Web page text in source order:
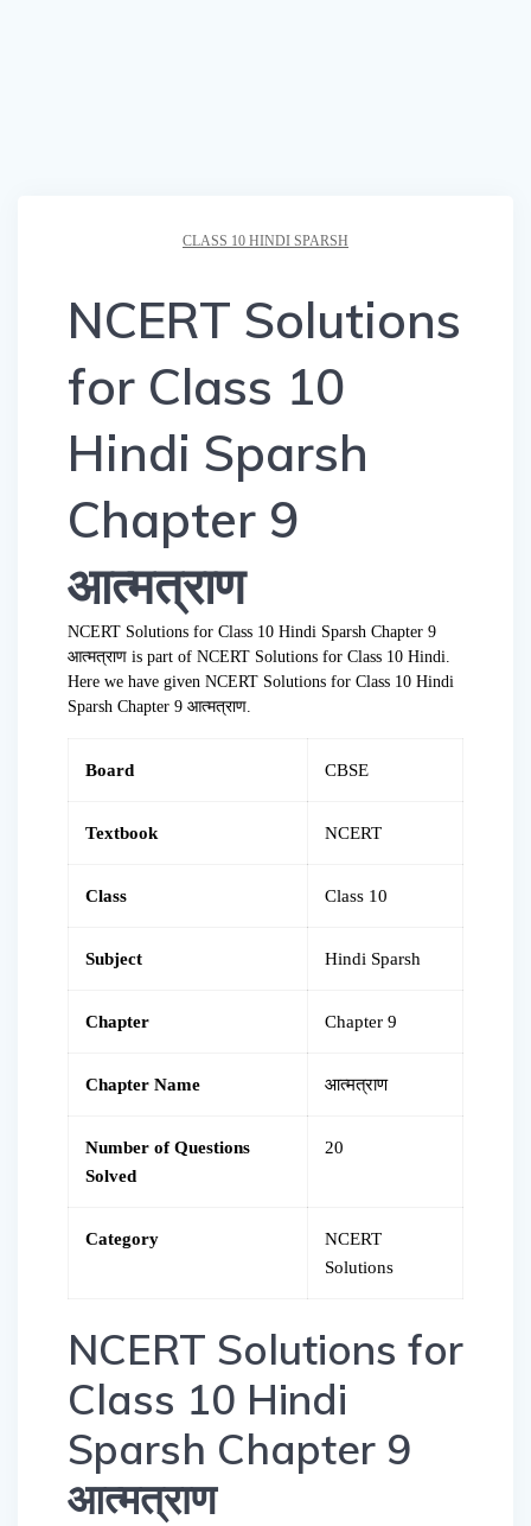
CLASS 10 HINDI SPARSH
NCERT Solutions
for Class 10
Hindi Sparsh
Chapter 9
आत्मत्राण
NCERT Solutions for Class 10 Hindi Sparsh Chapter 9
आत्मत्राण is part of NCERT Solutions for Class 10 Hindi.
Here we have given NCERT Solutions for Class 10 Hindi
Sparsh Chapter 9 आत्मत्राण.
Board CBSE
Textbook NCERT
Class Class 10
Subject Hindi Sparsh
Chapter Chapter 9
Chapter Name आत्मत्राण
Number of Questions
Solved
20
Category
NCERT
Solutions
NCERT Solutions for
Class 10 Hindi
Sparsh Chapter 9
आत्मत्राण